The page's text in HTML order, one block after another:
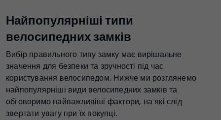
Найпопулярніші типи
велосипедних замків
Вибір правильного типу замку має вирішальне
значення для безпеки та зручності під час
користування велосипедом. Нижче ми розглянемо
найпопулярніші види велосипедних замків та
обговоримо найважливіші фактори, на які слід
звертати увагу при їх покупці.